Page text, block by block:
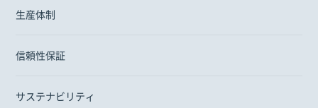
生産体制
信頼性保証
サステナビリティ